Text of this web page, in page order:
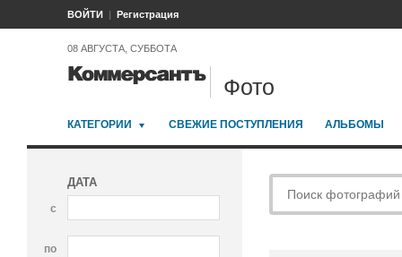
ВОЙТИ Регистрация
08 АВГУСТА, СУББОТА
Фото
КАТЕГОРИИ СВЕЖИЕ ПОСТУПЛЕНИЯ АЛЬБОМЫ
ДАТА
с
по